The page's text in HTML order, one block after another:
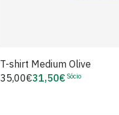
T-shirt Medium Olive
Preço
35,00€Preço
31,50€ Sócio